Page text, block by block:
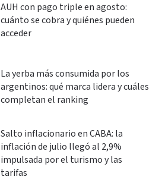
AUH con pago triple en agosto:
cuánto se cobra y quiénes pueden
acceder
La yerba más consumida por los
argentinos: qué marca lidera y cuáles
completan el ranking
Salto inflacionario en CABA: la
inflación de julio llegó al 2,9%
impulsada por el turismo y las
tarifas